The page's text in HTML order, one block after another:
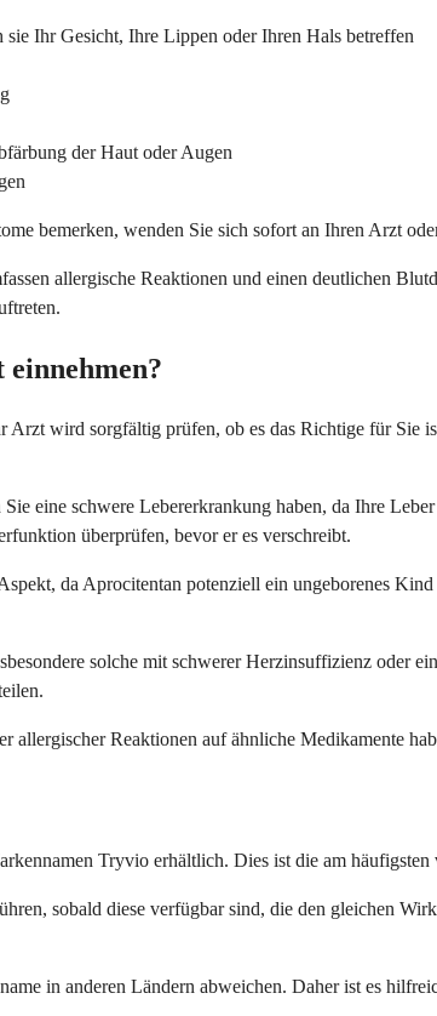
sie Ihr Gesicht, Ihre Lippen oder Ihren Hals betreffen
der Haut oder Augen
bemerken, wenden Sie sich sofort an Ihren Arzt
allergische Reaktionen und einen deutlichen
wird sorgfältig prüfen, ob es das Richtige für Sie
eine schwere Lebererkrankung haben, da Ihre
überprüfen, bevor er es verschreibt.
da Aprocitentan potenziell ein ungeborenes
solche mit schwerer Herzinsuffizienz
allergischer Reaktionen auf ähnliche Medikamente
Tryvio erhältlich. Dies ist die am
sobald diese verfügbar sind, die den gleichen
in anderen Ländern abweichen. Daher ist es